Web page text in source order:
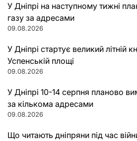
У Дніпрі на наступному тижні
газу за адресами
09.08.2026
У Дніпрі стартує великий літній
Успенській площі
09.08.2026
У Дніпрі 10-14 серпня планово
за кількома адресами
09.08.2026
Що читають дніпряни під час